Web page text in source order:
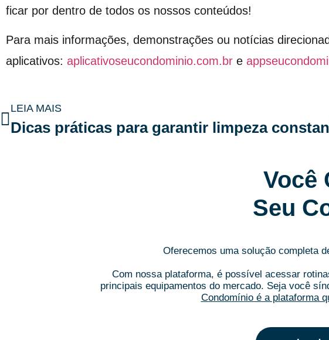
ficar por dentro de todos os nossos conteúdos!
Para mais informações, demonstrações ou notícias
aplicativos: aplicativoseucondominio.com.br e
LEIA MAIS
Você
Seu
Oferecemos uma solução completa
Com nossa plataforma, é possível acessar
principais equipamentos do mercado. Seja você
Condomínio é a plataforma